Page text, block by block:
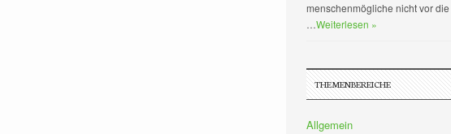
menschenmögliche nicht vor
…Weiterlesen »
THEMENBEREICHE
Allgemein